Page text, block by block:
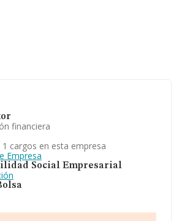
financiera
cargos en esta empresa
Empresa
Social Empresarial